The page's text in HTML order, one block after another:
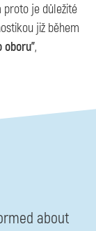
je důležité
již během
oboru",
about